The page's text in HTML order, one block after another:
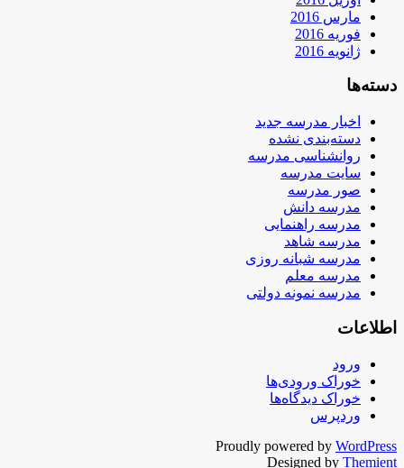
مارس 2016
فوریه 2016
ژانویه 2016
دسته‌ها
اخبار مدرسه جدید
دسته‌بندی نشده
روانشناسی مدرسه
سایت مدرسه
صور مدرسه
مدرسه دانش
مدرسه راهنمایی
مدرسه شاهد
مدرسه شبانه روزی
مدرسه معلم
مدرسه نمونه دولتی
اطلاعات
ورود
خوراک ورودی‌ها
خوراک دیدگاه‌ها
وردپرس
Proudly powered by WordPress
Designed by Themient